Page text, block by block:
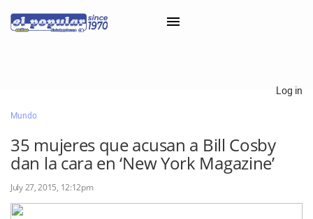
Classifieds
Categorías
Log in
Mundo
35 mujeres que acusan a Bill Cosby
dan la cara en ‘New York Magazine’
July 27, 2015, 12:12pm